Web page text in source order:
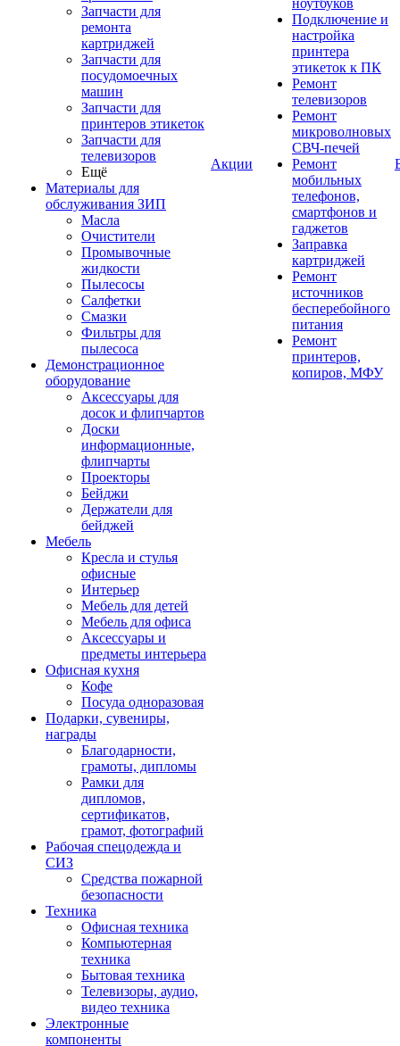
Запчасти для
ремонта
картриджей
Запчасти для
посудомоечных
машин
Запчасти для
принтеров этикеток
Запчасти для
телевизоров
Ещё
Материалы для
обслуживания ЗИП
Масла
Очистители
Промывочные
жидкости
Пылесосы
Салфетки
Смазки
Фильтры для
пылесоса
Демонстрационное
оборудование
Аксессуары для
досок и флипчартов
Доски
информационные,
флипчарты
Проекторы
Бейджи
Держатели для
бейджей
Мебель
Кресла и стулья
офисные
Интерьер
Мебель для детей
Мебель для офиса
Аксессуары и
предметы интерьера
Офисная кухня
Кофе
Посуда одноразовая
Подарки, сувениры,
награды
Благодарности,
грамоты, дипломы
Рамки для
дипломов,
сертификатов,
грамот, фотографий
Рабочая спецодежда и
СИЗ
Средства пожарной
безопасности
Техника
Офисная техника
Компьютерная
техника
Бытовая техника
Телевизоры, аудио,
видео техника
Электронные
компоненты
Акции
ноутбуков
Подключение и
настройка
принтера
этикеток к ПК
Ремонт
телевизоров
Ремонт
микроволновых
СВЧ-печей
Ремонт
мобильных
телефонов,
смартфонов и
гаджетов
Заправка
картриджей
Ремонт
источников
бесперебойного
питания
Ремонт
принтеров,
копиров, МФУ